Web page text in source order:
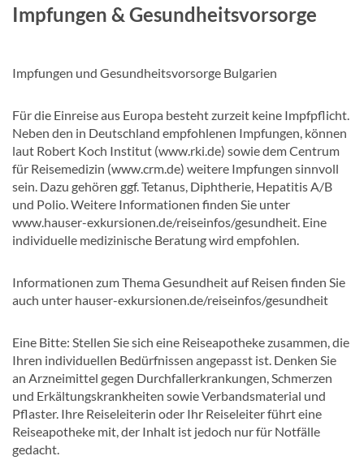
Impfungen & Gesundheitsvorsorge
Impfungen und Gesundheitsvorsorge Bulgarien
Für die Einreise aus Europa besteht zurzeit keine Impfpflicht.
Neben den in Deutschland empfohlenen Impfungen, können
laut Robert Koch Institut (www.rki.de) sowie dem Centrum
für Reisemedizin (www.crm.de) weitere Impfungen sinnvoll
sein. Dazu gehören ggf. Tetanus, Diphtherie, Hepatitis A/B
und Polio. Weitere Informationen finden Sie unter
www.hauser-exkursionen.de/reiseinfos/gesundheit. Eine
individuelle medizinische Beratung wird empfohlen.
Informationen zum Thema Gesundheit auf Reisen finden Sie
auch unter hauser-exkursionen.de/reiseinfos/gesundheit
Eine Bitte: Stellen Sie sich eine Reiseapotheke zusammen, die
Ihren individuellen Bedürfnissen angepasst ist. Denken Sie
an Arzneimittel gegen Durchfallerkrankungen, Schmerzen
und Erkältungskrankheiten sowie Verbandsmaterial und
Pflaster. Ihre Reiseleiterin oder Ihr Reiseleiter führt eine
Reiseapotheke mit, der Inhalt ist jedoch nur für Notfälle
gedacht.